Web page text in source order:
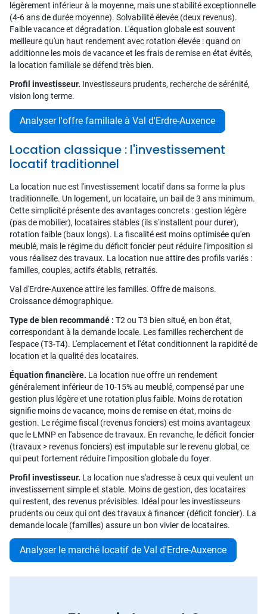
légèrement inférieur à la moyenne, mais une stabilité exceptionnelle
(4-6 ans de durée moyenne). Solvabilité élevée (deux revenus).
Faible vacance et dégradation. L'équation globale est souvent
meilleure qu'un haut rendement avec rotation élevée : quand on
additionne les mois de vacance et les frais de remise en état évités,
la location familiale se défend très bien.
Profil investisseur. Investisseurs prudents, recherche de sérénité,
vision long terme.
Analyser l'offre familiale à Val d'Erdre-Auxence
Location classique : l'investissement
locatif traditionnel
La location nue est l'investissement locatif dans sa forme la plus
traditionnelle. Un logement, un locataire, un bail de 3 ans minimum.
Cette simplicité présente des avantages concrets : gestion légère
(pas de mobilier), locataires stables (ils s'installent pour durer),
rotation faible (baux longs). La fiscalité est moins optimisée qu'en
meublé, mais le régime du déficit foncier peut réduire l'imposition si
vous réalisez des travaux. La location nue attire des profils variés :
familles, couples, actifs établis, retraités.
Val d'Erdre-Auxence attire les familles. Offre de maisons.
Croissance démographique.
Type de bien recommandé : T2 ou T3 bien situé, en bon état,
correspondant à la demande locale. Les familles recherchent de
l'espace (T3-T4). L'emplacement et l'état conditionnent la rapidité de
location et la qualité des locataires.
Équation financière. La location nue offre un rendement
généralement inférieur de 10-15% au meublé, compensé par une
gestion plus légère et une rotation plus faible. Moins de rotation
signifie moins de vacance, moins de remise en état, moins de
gestion. Le régime fiscal (revenus fonciers) est moins avantageux
que le LMNP en l'absence de travaux. En revanche, le déficit foncier
(travaux > revenus fonciers) est imputable sur le revenu global, ce
qui peut fortement réduire l'imposition globale du foyer.
Profil investisseur. La location nue s'adresse à ceux qui veulent un
investissement simple et stable. Moins de gestion, des locataires
qui restent, des revenus prévisibles. Idéal pour les investisseurs
prudents ou ceux qui ont des travaux à financer (déficit foncier). La
demande locale (familles) assure un bon vivier de locataires.
Analyser le marché locatif de Val d'Erdre-Auxence